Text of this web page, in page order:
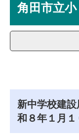
文角田市立
新中学校建
和８年１月１